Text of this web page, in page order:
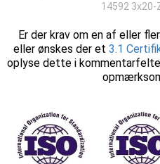
14592 3x20-
Er der krav om en af eller
eller ønskes der et 3.1
oplyse dette i